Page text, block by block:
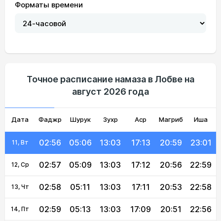
Форматы времени
Точное расписание намаза в Лобве на
август 2026 года
Дата Фаджр Шурук Зухр Аср Магриб Иша
05, Ср 02:50 04:53
07, Пт 02:52 04:57 13:04 17:18 21:09 23:06
08, Сб 02:53 04:59 13:04 17:17 21:06 23:05
05:02 17:16
10, Пн 02:55 05:04 13:03 17:14 21:01 23:02
11, Вт 02:56 05:06 13:03 17:13 20:59 23:01
12, Ср 02:57 05:09 13:03 17:12 20:56 22:59
13, Чт 02:58 05:11 13:03 17:11 20:53 22:58
14, Пт 02:59 05:13 13:03 17:09 20:51 22:56